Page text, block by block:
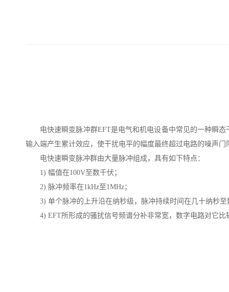
电快速瞬变脉冲群EFT是电气和机电设备中常见的一种瞬
输入端产生累计效应，使干扰电平的幅度最终超过电路的噪声门
电快速瞬变脉冲群由大量脉冲组成，具有如下特点：
1) 幅值在100V至数千伏；
2) 脉冲频率在1kHz至1MHz；
3) 单个脉冲的上升沿在纳秒级，脉冲持续时间在几十纳秒至
4) EFT所形成的骚扰信号频谱分补非常宽，数字电路对它比